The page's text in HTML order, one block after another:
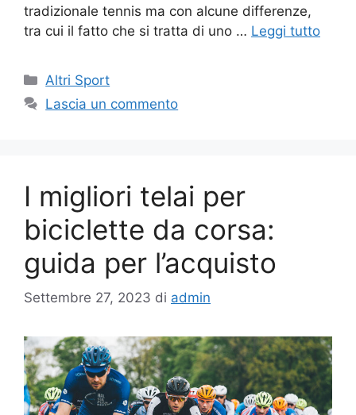
tradizionale tennis ma con alcune differenze,
tra cui il fatto che si tratta di uno … Leggi tutto
Altri Sport
Lascia un commento
I migliori telai per
biciclette da corsa:
guida per l’acquisto
Settembre 27, 2023 di admin